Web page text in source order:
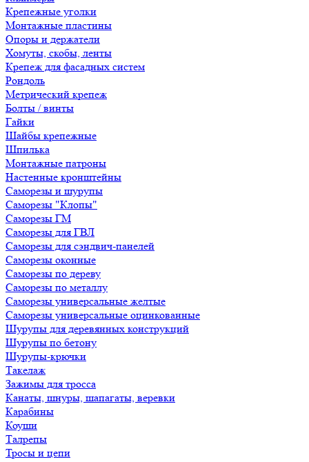
Крепежные уголки
Монтажные пластины
Опоры и держатели
Хомуты, скобы, ленты
Крепеж для фасадных систем
Рондоль
Метрический крепеж
Болты / винты
Гайки
Шайбы крепежные
Шпилька
Монтажные патроны
Настенные кронштейны
Саморезы и шурупы
Саморезы "Клопы"
Саморезы ГМ
Саморезы для ГВЛ
Саморезы для сэндвич-панелей
Саморезы оконные
Саморезы по дереву
Саморезы по металлу
Саморезы универсальные желтые
Саморезы универсальные оцинкованные
Шурупы для деревянных конструкций
Шурупы по бетону
Шурупы-крючки
Такелаж
Зажимы для тросса
Канаты, шнуры, шапагаты, веревки
Карабины
Коуши
Талрепы
Тросы и цепи